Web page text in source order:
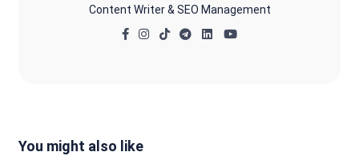
Content Writer & SEO Management
You might also like